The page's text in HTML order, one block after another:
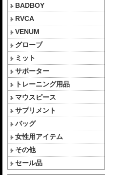
BADBOY
RVCA
VENUM
グローブ
ミット
サポーター
トレーニング用品
マウスピース
サプリメント
バッグ
女性用アイテム
その他
セール品